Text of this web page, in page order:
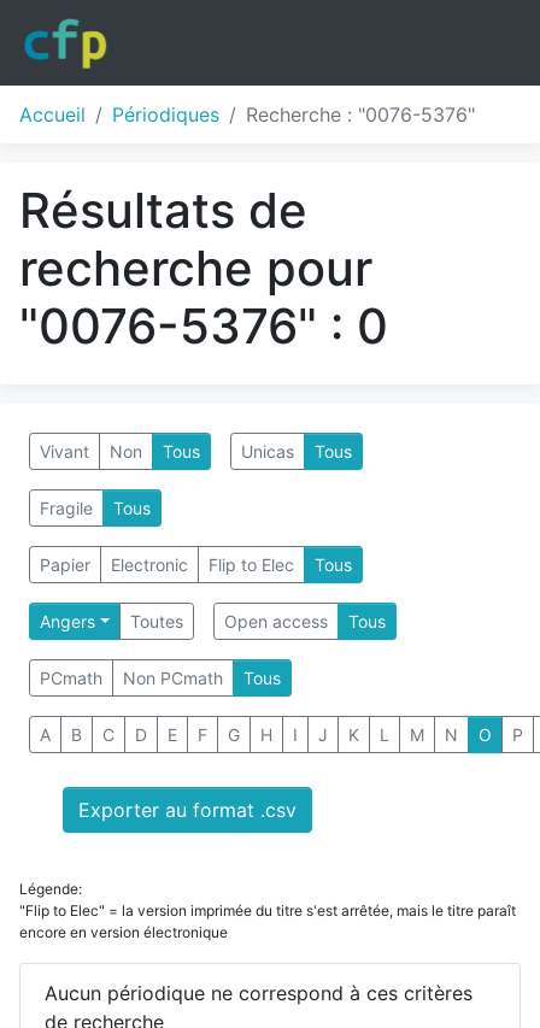
Accueil Périodiques Recherche : "0076-5376"
Résultats de
recherche pour
"0076-5376" : 0
Vivant Non Tous Unicas Tous
Fragile Tous
Papier Electronic Flip to Elec Tous
Angers Toutes Open access Tous
PCmath Non PCmath Tous
A B C D E F G H I J K L M N O P
Exporter au format .csv
Légende:
"Flip to Elec" = la version imprimée du titre s'est arrêtée, mais le titre paraît
encore en version électronique
Aucun périodique ne correspond à ces critères
de recherche